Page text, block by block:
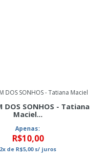
DOS SONHOS - Tatiana
Maciel...
Apenas:
R$10,00
2xde R$5,00s/ juros